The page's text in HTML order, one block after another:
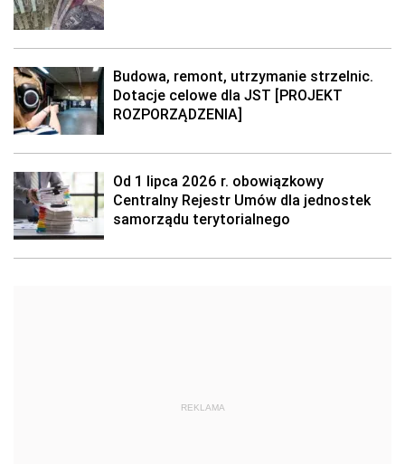
Budowa, remont, utrzymanie strzelnic.
Dotacje celowe dla JST [PROJEKT
ROZPORZĄDZENIA]
Od 1 lipca 2026 r. obowiązkowy
Centralny Rejestr Umów dla jednostek
samorządu terytorialnego
REKLAMA